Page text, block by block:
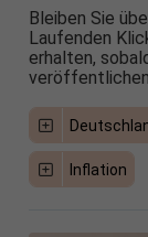
Bleiben Sie
Laufenden
erhalten,
veröffentlichen
Inflation